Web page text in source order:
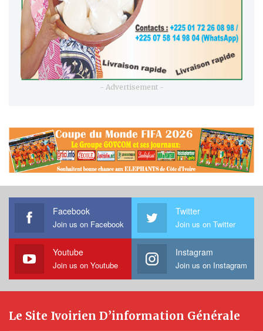
- Advertisement -
Facebook
Join us on Facebook
Twitter
Join us on Twitter
Youtube
Join us on Youtube
Instagram
Join us on Instagram
Le Site Ivoirien D’information Générale